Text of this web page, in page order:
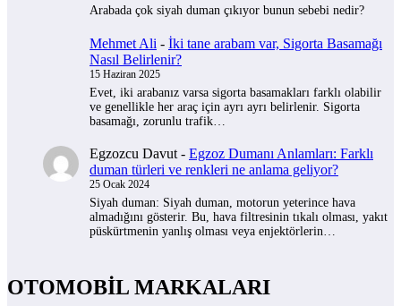
Arabada çok siyah duman çıkıyor bunun sebebi nedir?
Mehmet Ali - İki tane arabam var, Sigorta Basamağı
Nasıl Belirlenir?
15 Haziran 2025
Evet, iki arabanız varsa sigorta basamakları farklı olabilir
ve genellikle her araç için ayrı ayrı belirlenir. Sigorta
basamağı, zorunlu trafik…
Egzozcu Davut - Egzoz Dumanı Anlamları: Farklı
duman türleri ve renkleri ne anlama geliyor?
25 Ocak 2024
Siyah duman: Siyah duman, motorun yeterince hava
almadığını gösterir. Bu, hava filtresinin tıkalı olması, yakıt
püskürtmenin yanlış olması veya enjektörlerin…
OTOMOBİL MARKALARI